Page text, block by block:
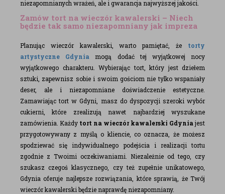
niezapomnianych wrażeń, ale i gwarancja najwyższej jakości.
Zamów tort na wieczór kawalerski – Niech
będzie tak samo niezapomniany jak impreza
Planując wieczór kawalerski, warto pamiętać, że torty
artystyczne Gdynia mogą dodać tej wyjątkowej nocy
wyjątkowego charakteru. Wybierając tort, który jest dziełem
sztuki, zapewnisz sobie i swoim gościom nie tylko wspaniały
deser, ale i niezapomniane doświadczenie estetyczne.
Zamawiając tort w Gdyni, masz do dyspozycji szeroki wybór
cukierni, które zrealizują nawet najbardziej wyszukane
zamówienia. Każdy tort na wieczór kawalerski Gdynia jest
przygotowywany z myślą o kliencie, co oznacza, że możesz
spodziewać się indywidualnego podejścia i realizacji tortu
zgodnie z Twoimi oczekiwaniami. Niezależnie od tego, czy
szukasz czegoś klasycznego, czy też zupełnie unikatowego,
Gdynia oferuje najlepsze rozwiązania, które sprawią, że Twój
wieczór kawalerski będzie naprawdę niezapomniany.